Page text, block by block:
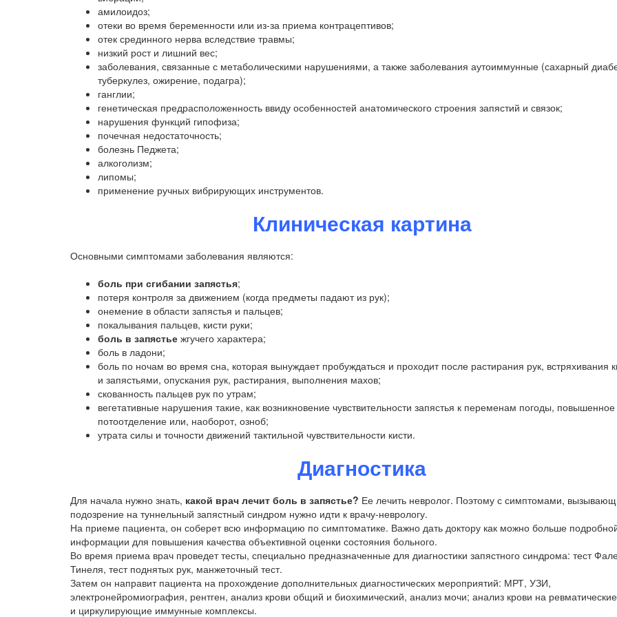
амилоидоз;
отеки во время беременности или из-за приема контрацептивов;
отек срединного нерва вследствие травмы;
низкий рост и лишний вес;
заболевания, связанные с метаболическими нарушениями, а также заболевания аутоиммунные (сахарный
туберкулез, ожирение, подагра);
ганглии;
генетическая предрасположенность ввиду особенностей анатомического строения запястий и связок;
нарушения функций гипофиза;
почечная недостаточность;
болезнь Педжета;
алкоголизм;
липомы;
применение ручных вибрирующих инструментов.
Клиническая картина
Основными симптомами заболевания являются:
боль при сгибании запястья;
потеря контроля за движением (когда предметы падают из рук);
онемение в области запястья и пальцев;
покалывания пальцев, кисти руки;
боль в запястье жгучего характера;
боль в ладони;
боль по ночам во время сна, которая вынуждает пробуждаться и проходит после растирания рук, встряхивания
и запястьями, опускания рук, растирания, выполнения махов;
скованность пальцев рук по утрам;
вегетативные нарушения такие, как возникновение чувствительности запястья к переменам погоды, повышенное
потоотделение или, наоборот, озноб;
утрата силы и точности движений тактильной чувствительности кисти.
Диагностика
Для начала нужно знать, какой врач лечит боль в запястье? Ее лечить невролог. Поэтому с симптомами,
подозрение на туннельный запястный синдром нужно идти к врачу-неврологу.
На приеме пациента, он соберет всю информацию по симптоматике. Важно дать доктору как можно больше
информации для повышения качества объективной оценки состояния больного.
Во время приема врач проведет тесты, специально предназначенные для диагностики запястного синдрома: тест
Тинеля, тест поднятых рук, манжеточный тест.
Затем он направит пациента на прохождение дополнительных диагностических мероприятий: МРТ, УЗИ,
электронейромиография, рентген, анализ крови общий и биохимический, анализ мочи; анализ крови на
и циркулирующие иммунные комплексы.